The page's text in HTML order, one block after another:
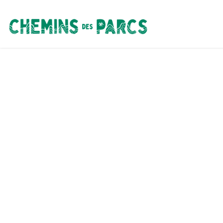
Chemins des Parcs